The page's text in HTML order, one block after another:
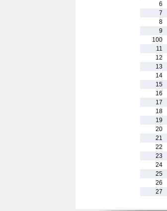
6
7
8
9
100
11
12
13
14
15
16
17
18
19
20
21
22
23
24
25
26
27